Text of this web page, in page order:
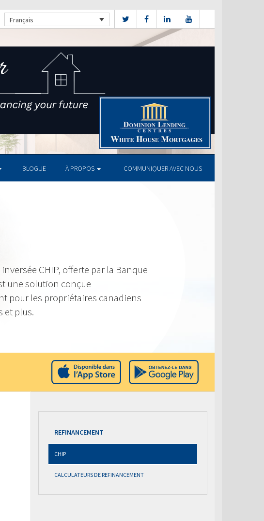
Français
BLOGUE À PROPOS COMMUNIQUER AVEC NOUS
CHIP, offerte par la Banque
une solution conçue
pour les propriétaires canadiens
et plus.
REFINANCEMENT
CHIP
CALCULATEURS DE REFINANCEMENT